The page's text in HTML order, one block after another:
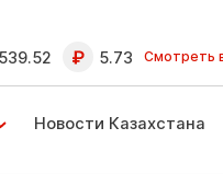
539.52 5.73 Смотреть
Новости Казахстана